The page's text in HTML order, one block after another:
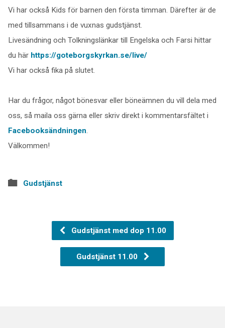
Vi har också Kids för barnen den första timman. Därefter är de
med tillsammans i de vuxnas gudstjänst.
Livesändning och Tolkningslänkar till Engelska och Farsi hittar
du här https://goteborgskyrkan.se/live/
Vi har också fika på slutet.
Har du frågor, något bönesvar eller böneämnen du vill dela med
oss, så maila oss gärna eller skriv direkt i kommentarsfältet i
Facebooksändningen.
Välkommen!
Gudstjänst
Gudstjänst med dop 11.00
Gudstjänst 11.00